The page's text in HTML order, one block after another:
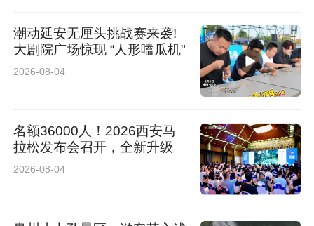
门。记者又联系普洱市思茅区委宣传部，工作人
员表示会先汇报，之后回电话。截至记者发稿，
就此事，记者也多次联系普洱市职业教育中心，
但电话无人接听。
随后记者又咨询普洱市林业和草原局防火科，工
作人员告诉记者，对于媒体报道的普洱市职业教
潮动延安无厘头挑战赛来袭!
大剧院广场惊现 “人形嗑瓜机"
2026-08-04
名额36000人！2026西安马
拉松发布会召开，全新升级
2026-08-04